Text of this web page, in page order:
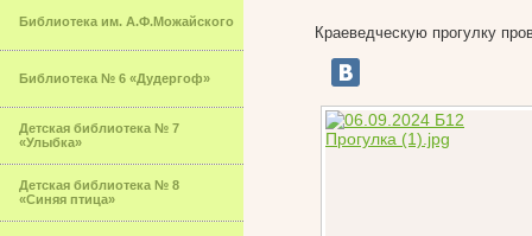
Библиотека им. А.Ф.Можайского
Библиотека № 6 «Дудергоф»
Детская библиотека № 7
«Улыбка»
Детская библиотека № 8
«Синяя птица»
Краеведческую прогулку